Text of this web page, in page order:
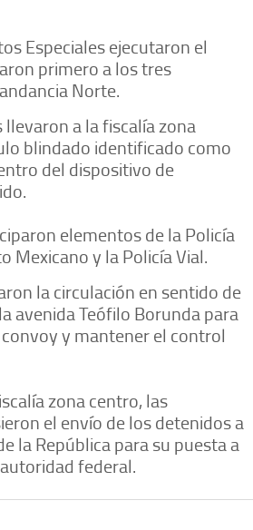
Especiales ejecutaron el
primero a los tres
Norte.
a la fiscalía zona
blindado identificado como
del dispositivo de
elementos de la Policía
Mexicano y la Policía Vial.
la circulación en sentido de
avenida Teófilo Borunda para
y mantener el control
zona centro, las
el envío de los detenidos a
la República para su puesta a
federal.